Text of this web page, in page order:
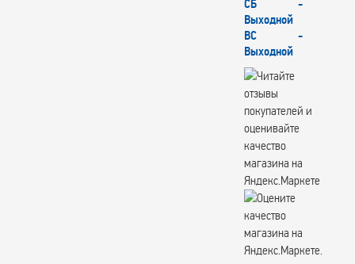
СБ -
Выходной
ВС -
Выходной